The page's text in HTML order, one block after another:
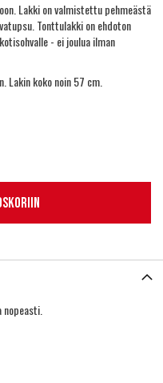
Lakki on valmistettu pehmeästä
Tonttulakki on ehdoton
- ei joulua ilman
Lakin koko noin 57 cm.